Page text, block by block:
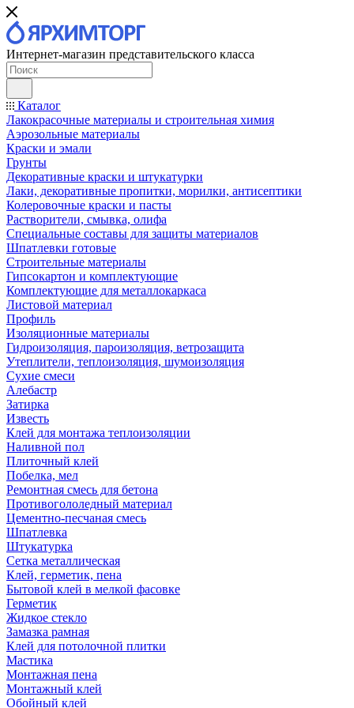
Интернет-магазин представительского класса
Каталог
Лакокрасочные материалы и строительная химия
Аэрозольные материалы
Краски и эмали
Грунты
Декоративные краски и штукатурки
Лаки, декоративные пропитки, морилки, антисептики
Колеровочные краски и пасты
Растворители, смывка, олифа
Специальные составы для защиты материалов
Шпатлевки готовые
Строительные материалы
Гипсокартон и комплектующие
Комплектующие для металлокаркаса
Листовой материал
Профиль
Изоляционные материалы
Гидроизоляция, пароизоляция, ветрозащита
Утеплители, теплоизоляция, шумоизоляция
Сухие смеси
Алебастр
Затирка
Известь
Клей для монтажа теплоизоляции
Наливной пол
Плиточный клей
Побелка, мел
Ремонтная смесь для бетона
Противогололедный материал
Цементно-песчаная смесь
Шпатлевка
Штукатурка
Сетка металлическая
Клей, герметик, пена
Бытовой клей в мелкой фасовке
Герметик
Жидкое стекло
Замазка рамная
Клей для потолочной плитки
Мастика
Монтажная пена
Монтажный клей
Обойный клей